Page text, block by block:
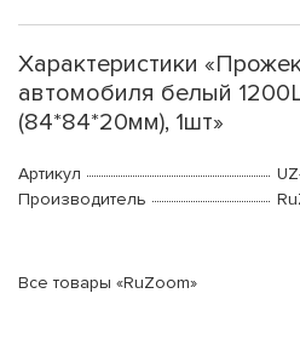
Характеристики
автомобиля белый
(84*84*20мм), 1шт»
Артикул
Производитель
Все товары «RuZoom»